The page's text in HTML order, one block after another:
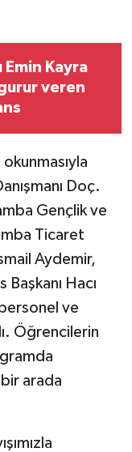
Emin Kayra
veren
Doç.
Gençlik ve
Ticaret
Aydemir,
Hacı
ve
Öğrencilerin
arada